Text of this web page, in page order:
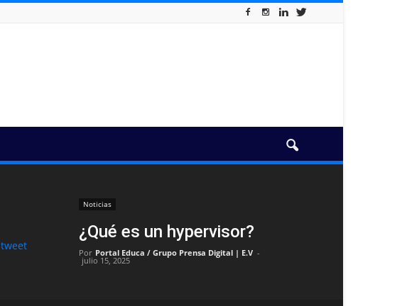
Noticias
¿Qué es un hypervisor?
Por Portal Educa / Grupo Prensa Digital | E.V -
julio 15, 2025
tweet